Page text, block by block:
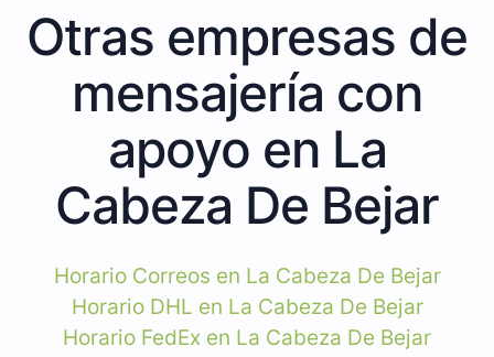
Otras empresas de
mensajería con
apoyo en La
Cabeza De Bejar
Horario Correos en La Cabeza De Bejar
Horario DHL en La Cabeza De Bejar
Horario FedEx en La Cabeza De Bejar